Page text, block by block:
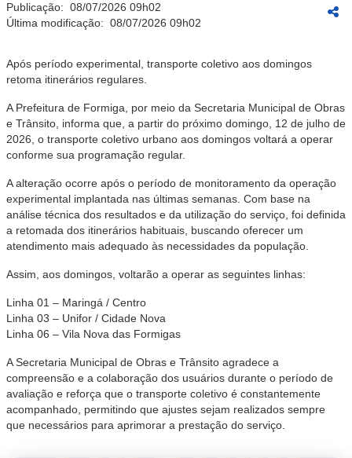
Publicação: 08/07/2026 09h02
Última modificação: 08/07/2026 09h02
Após período experimental, transporte coletivo aos domingos
retoma itinerários regulares.
A Prefeitura de Formiga, por meio da Secretaria Municipal de Obras
e Trânsito, informa que, a partir do próximo domingo, 12 de julho de
2026, o transporte coletivo urbano aos domingos voltará a operar
conforme sua programação regular.
A alteração ocorre após o período de monitoramento da operação
experimental implantada nas últimas semanas. Com base na
análise técnica dos resultados e da utilização do serviço, foi definida
a retomada dos itinerários habituais, buscando oferecer um
atendimento mais adequado às necessidades da população.
Assim, aos domingos, voltarão a operar as seguintes linhas:
Linha 01 – Maringá / Centro
Linha 03 – Unifor / Cidade Nova
Linha 06 – Vila Nova das Formigas
A Secretaria Municipal de Obras e Trânsito agradece a
compreensão e a colaboração dos usuários durante o período de
avaliação e reforça que o transporte coletivo é constantemente
acompanhado, permitindo que ajustes sejam realizados sempre
que necessários para aprimorar a prestação do serviço.